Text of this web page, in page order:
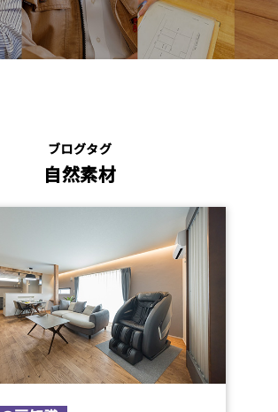
ブログタグ
自然素材